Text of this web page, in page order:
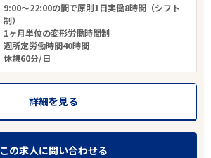
9:00～22:00の間で原則1日実働8時間（シフト
制）
1ヶ月単位の変形労働時間制
週所定労働時間40時間
休憩60分/日
詳細を見る
この求人に問い合わせる